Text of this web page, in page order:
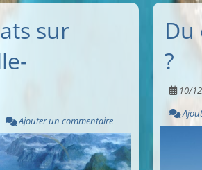
sur
Ajouter un commentaire
?
10/